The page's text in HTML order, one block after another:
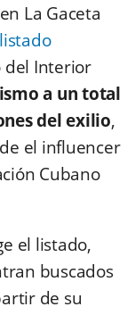
La Gaceta
del Interior
a un total
del exilio,
el influencer
Cubano
el listado,
buscados
de su